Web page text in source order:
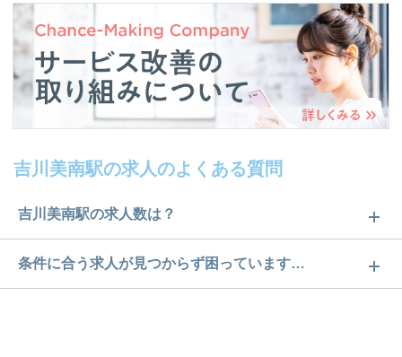
吉川美南駅の求人のよくある質問
吉川美南駅の求人数は？
吉川美南駅の求人数は1件です。どのような求人があ
るかぜひチェックしてみてください。
条件に合う求人が見つからず困っています…